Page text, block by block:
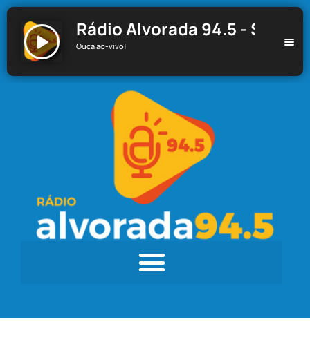
Rádio Alvorada 94.5 - Santa
Ouça ao-vivo!